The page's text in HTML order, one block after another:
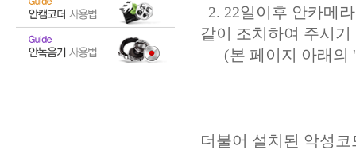
2. 22일이후 안카메
같이 조치하여 주시기
(본 페이지 아래의 '
더불어 설치된 악성